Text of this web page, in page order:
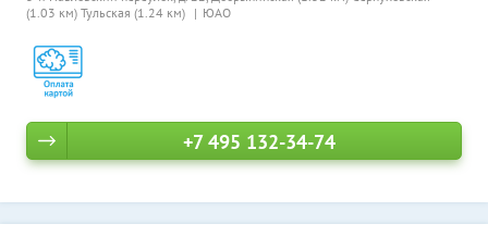
(1.03 км) Тульская (1.24 км) ЮАО
+7 495 132-34-74